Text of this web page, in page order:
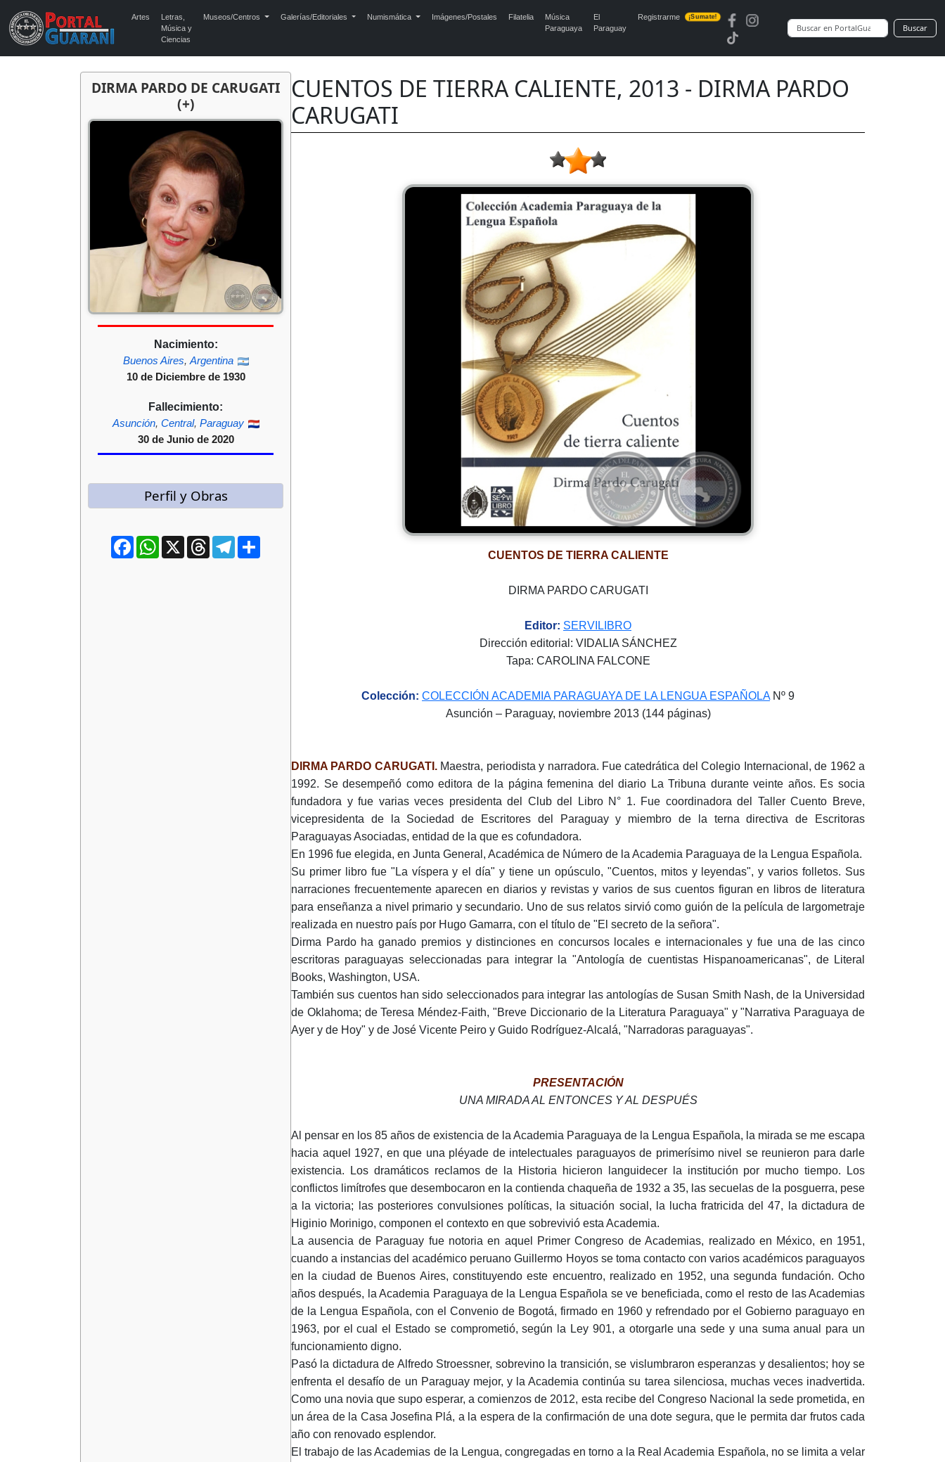
Artes
Letras,
Música y
Ciencias
Museos/Centros Galerías/Editoriales Numismática Imágenes/Postales Filatelia
Música
Paraguaya
El
Paraguay
Registrarme ¡Sumate!
Buscar
DIRMA PARDO DE CARUGATI
(+)
Nacimiento:
Buenos Aires, Argentina
10 de Diciembre de 1930
Fallecimiento:
Asunción, Central, Paraguay
30 de Junio de 2020
Perfil y Obras
FacebookWhatsApp
X ThreadsTelegram
CUENTOS DE TIERRA CALIENTE, 2013 - DIRMA PARDO
CARUGATI
CUENTOS DE TIERRA CALIENTE
DIRMA PARDO CARUGATI
Editor: SERVILIBRO
Dirección editorial: VIDALIA SÁNCHEZ
Tapa: CAROLINA FALCONE
Colección: COLECCIÓN ACADEMIA PARAGUAYA DE LA LENGUA ESPAÑOLANº 9
Asunción – Paraguay, noviembre 2013 (144 páginas)
DIRMA PARDO CARUGATI. Maes­tra, periodista y narradora. Fue ca­tedrática del Colegio Internacio­nal, de 1962 a
1992. Se desempeñó como editora de la página fe­menina del diario La Tribuna du­rante veinte años. Es socia
funda­dora y fue varias veces presidenta del Club del Libro N° 1. Fue coor­dinadora del Taller Cuento Breve,
vicepresidenta de la Sociedad de Escritores del Paraguay y miembro de la ter­na directiva de Escritoras
Paraguayas Asociadas, entidad de la que es cofundadora.
En 1996 fue elegida, en Junta General, Académica de Número de la Academia Paraguaya de la Lengua Es­pañola.
Su primer libro fue "La víspera y el día" y tiene un opúsculo, "Cuentos, mitos y leyendas", y varios folletos. Sus
narraciones frecuentemente aparecen en diarios y revistas y varios de sus cuentos figuran en libros de literatura
para enseñanza a nivel primario y secundario. Uno de sus relatos sirvió como guión de la película de largometraje
realizada en nuestro país por Hugo Gama­rra, con el título de "El secreto de la señora".
Dirma Pardo ha ganado premios y distinciones en concursos locales e internacionales y fue una de las cin­co
escritoras paraguayas seleccionadas para integrar la "Antología de cuentistas Hispanoamericanas", de Lite­ral
Books, Washington, USA.
También sus cuentos han sido seleccionados para integrar las antologías de Susan Smith Nash, de la Uni­versidad
de Oklahoma; de Teresa Méndez-Faith, "Breve Diccionario de la Literatura Paraguaya" y "Narrativa Paraguaya de
Ayer y de Hoy" y de José Vicente Peiro y Guido Rodríguez-Alcalá, "Narradoras paraguayas".
PRESENTACIÓN
UNA MIRADA AL ENTONCES Y AL DESPUÉS
Al pensar en los 85 años de existencia de la Acade­mia Paraguaya de la Lengua Española, la mirada se me escapa
hacia aquel 1927, en que una pléyade de intelectuales paraguayos de primerísimo nivel se reu­nieron para darle
existencia. Los dramáticos reclamos de la Historia hicieron languidecer la institución por mucho tiempo. Los
conflictos limítrofes que desem­bocaron en la contienda chaqueña de 1932 a 35, las secuelas de la posguerra, pese
a la victoria; las poste­riores convulsiones políticas, la situación social, la lucha fratricida del 47, la dictadura de
Higinio Morinigo, componen el contexto en que sobrevivió esta Academia.
La ausencia de Paraguay fue notoria en aquel Pri­mer Congreso de Academias, realizado en México, en 1951,
cuando a instancias del académico peruano Guillermo Hoyos se toma contacto con varios académi­cos paraguayos
en la ciudad de Buenos Aires, consti­tuyendo este encuentro, realizado en 1952, una segun­da fundación. Ocho
años después, la Academia Para­guaya de la Lengua Española se ve beneficiada, como el resto de las Academias
de la Lengua Española, con el Convenio de Bogotá, firmado en 1960 y refrendado por el Gobierno paraguayo en
1963, por el cual el Es­tado se comprometió, según la Ley 901, a otorgarle una sede y una suma anual para un
funcionamiento digno.
Pasó la dictadura de Alfredo Stroessner, sobrevino la transición, se vislumbraron esperanzas y desalien­tos; hoy se
enfrenta el desafío de un Paraguay mejor, y la Academia continúa su tarea silenciosa, muchas ve­ces inadvertida.
Como una novia que supo esperar, a comienzos de 2012, esta recibe del Congreso Nacio­nal la sede prometida, en
un área de la Casa Josefina Plá, a la espera de la confirmación de una dote segura, que le permita dar frutos cada
año con renovado es­plendor.
El trabajo de las Academias de la Lengua, congre­gadas en torno a la Real Academia Española, no se limita a velar